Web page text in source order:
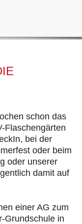
schon das
Flaschengärten
bei der
oder beim
oder unserer
damit auf
einer AG zum
Grundschule in